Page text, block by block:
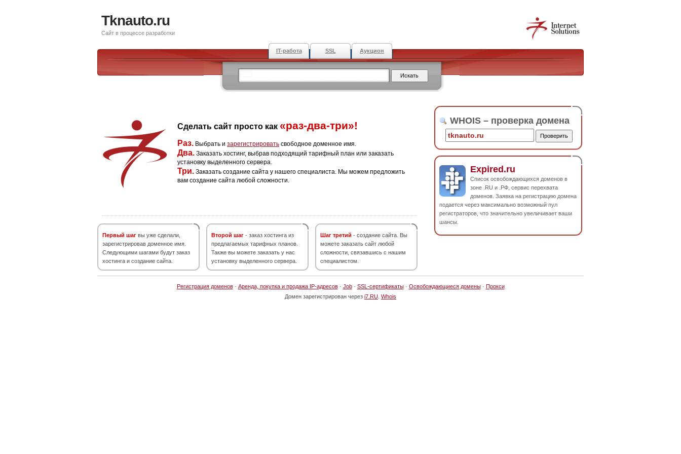
Tknauto.ru
Сайт в процессе разработки
IT-работа SSL Аукцион
Сделать сайт просто как «раз-два-три»!
Раз. Выбрать и зарегистрировать свободное доменное имя.
Два. Заказать хостинг, выбрав подходящий тарифный план или заказать
установку выделенного сервера.
Три. Заказать создание сайта у нашего специалиста. Мы можем предложить
вам создание сайта любой сложности.
Первый шаг вы уже сделали,
зарегистрировав доменное имя.
Следующими шагами будут заказ
хостинга и создание сайта.
Второй шаг - заказ хостинга из
предлагаемых тарифных планов.
Также вы можете заказать у нас
установку выделенного сервера.
Шаг третий - создание сайта. Вы
можете заказать сайт любой
сложности, связавшись с нашим
специалистом.
WHOIS – проверка домена
Expired.ru
Список освобождающихся доменов в
зоне .RU и .РФ, сервис перехвата
доменов. Заявка на регистрацию домена
подается через максимально возможный пул
регистраторов, что значительно увеличивает ваши
шансы.
Регистрация доменов· Аренда, покупка и продажа IP-адресов· Job· SSL-сертификаты· Освобождающиеся домены· Прокси
Домен зарегистрирован через i7.RU Whois